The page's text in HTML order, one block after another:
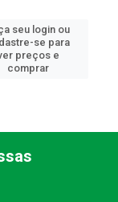
seu login ou
se para
preços e
comprar